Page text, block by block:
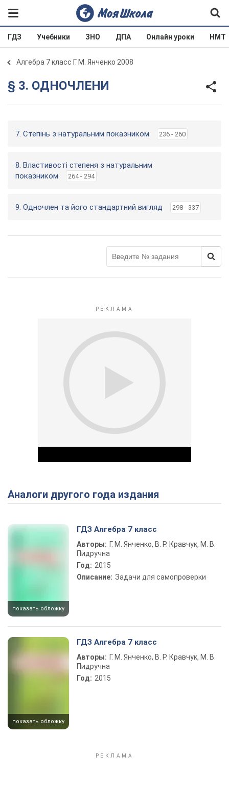
ГДЗ Учебники ЗНО ДПА Онлайн уроки НМТ
Алгебра 7 класс Г. М. Янченко 2008
§ 3. ОДНОЧЛЕНИ
7. Степінь з натуральним показником 236 - 260
8. Властивості степеня з натуральним
показником
264 - 294
9. Одночлен та його стандартний вигляд 298 - 337
Play Video
Аналоги другого года издания
показать обложку
ГДЗ Алгебра 7 класс
Авторы: Г. М. Янченко, В. Р. Кравчук, М. В.
Пидручна
Год: 2015
Описание: Задачи для самопроверки
показать обложку
ГДЗ Алгебра 7 класс
Авторы: Г. М. Янченко, В. Р. Кравчук, М. В.
Пидручна
Год: 2015